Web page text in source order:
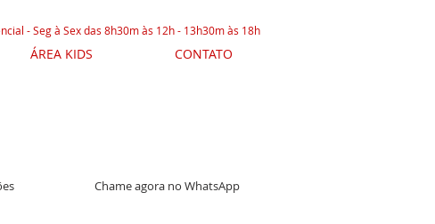
- Seg à Sex das 8h30m às 12h - 13h30m às 18h
ÁREA KIDS CONTATO
Chame agora no WhatsApp